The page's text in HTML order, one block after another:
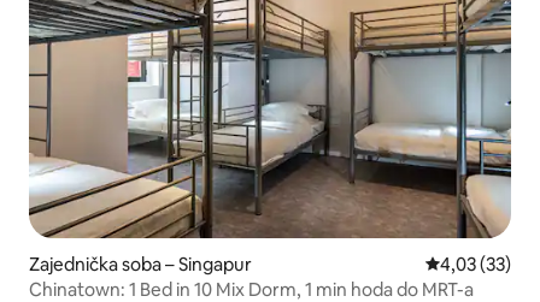
Zajednička soba – Singapur Prosječna
4,03 (33)
Chinatown: 1 Bed in 10 Mix Dorm, 1 min hoda do MRT-a